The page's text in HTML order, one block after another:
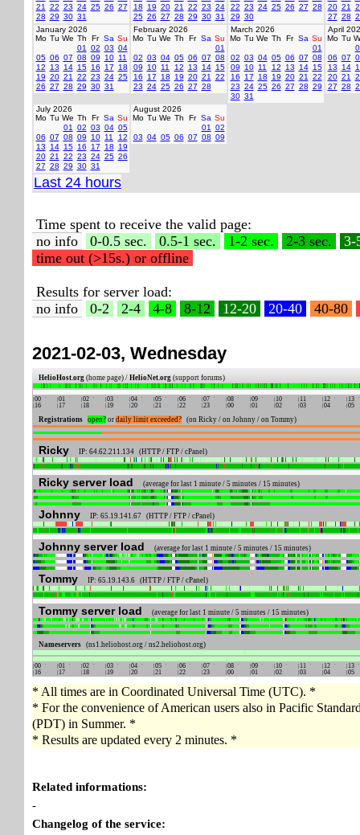
21
22 23 24 25 26 27
28 29 30 31
18
19 20 21 22 23 24
25 26 27 28 29 30 31
22 23 24 25 26 27 28
29 30
20 21
27 28
January 2026
Mo Tu We Th Fr Sa Su
01
02 03 04
05 06 07 08 09 10 11
12
13 14 15 16 17
18
19 20 21 22 23 24 25
26 27 28 29 30 31
February 2026
Mo Tu We Th Fr Sa Su
01
02 03 04 05 06 07 08
09
10 11 12 13 14 15
16
17 18 19 20 21
22
23 24 25 26 27 28
March 2026
Mo Tu We Th Fr Sa Su
01
02 03 04 05 06 07 08
09
10 11 12 13 14 15
16
17 18 19 20 21
22
23 24 25 26 27 28 29
30 31
April
Mo Tu
06 07
13
14
20 21
27 28
July 2026
Mo Tu We Th Fr Sa Su
01
02 03 04 05
06 07 08 09 10 11
12
13
14 15 16 17 18
19
20 21 22 23 24 25 26
27 28 29 30 31
August 2026
Mo Tu We Th Fr Sa Su
01
02
03 04 05 06 07 08 09
Last 24 hours
Time spent to receive the valid page:
no info
0-0.5 sec. 0.5-1 sec. 1-2 sec. 2-3 sec.
3-
time out (>15s.) or offline
Results for server load:
no info
0-2 2-4 4-8 8-12 12-20 20-40 40-80
2021-02-03, Wednesday
HelioHost.org (home page) / HelioNet.org (support forums)
Registrations open? or daily limit exceeded? (on Ricky / on Johnny / on Tommy)
Ricky IP: 64.62.211.134 (HTTP / FTP / cPanel)
Ricky server load (average for last 1 minute / 5 minutes / 15 minutes)
Johnny IP: 65.19.141.67 (HTTP / FTP / cPanel)
Johnny server load (average for last 1 minute / 5 minutes / 15 minutes)
Tommy IP: 65.19.143.6 (HTTP / FTP / cPanel)
Tommy server load (average for last 1 minute / 5 minutes / 15 minutes)
Nameservers (ns1.heliohost.org / ns2.heliohost.org)
00 01 02 03 04 05 06 07 08 09 10 11 12
13
16
17 18 19 20 21 22 23 00 01 02 03 04 05
00 01 02 03 04 05 06 07 08 09 10 11 12
13
16
17 18 19 20 21 22 23 00 01 02 03 04 05
* All times are in Coordinated Universal Time (UTC). *
* For the convenience of American users also in Pacific
(PDT) in Summer. *
* Results are updated every 2 minutes. *
Related informations:
-
Changelog of the service: